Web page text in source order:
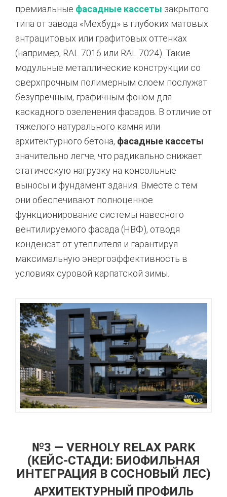
премиальные фасадные кассеты закрытого
типа от завода «Мехбуд» в глубоких матовых
антрацитовых или графитовых оттенках
(например, RAL 7016 или RAL 7024). Такие
модульные металлические конструкции со
сверхпрочным полимерным слоем послужат
безупречным, графичным фоном для
каскадного озеленения фасадов. В отличие от
тяжелого натурального камня или
архитектурного бетона, фасадные кассеты
значительно легче, что радикально снижает
статическую нагрузку на консольные
выносы и фундамент здания. Вместе с тем
они обеспечивают полноценное
функционирование системы навесного
вентилируемого фасада (НВФ), отводя
конденсат от утеплителя и гарантируя
максимальную энергоэффективность в
условиях суровой карпатской зимы.
№3 — VERHOLY RELAX PARK
(КЕЙС-СТАДИ: БИОФИЛЬНАЯ
ИНТЕГРАЦИЯ В СОСНОВЫЙ ЛЕС)
АРХИТЕКТУРНЫЙ ПРОФИЛЬ